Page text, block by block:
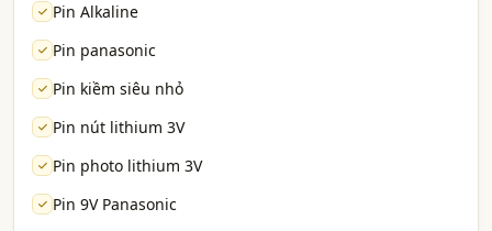
Pin Alkaline
Pin panasonic
Pin kiềm siêu nhỏ
Pin nút lithium 3V
Pin photo lithium 3V
Pin 9V Panasonic